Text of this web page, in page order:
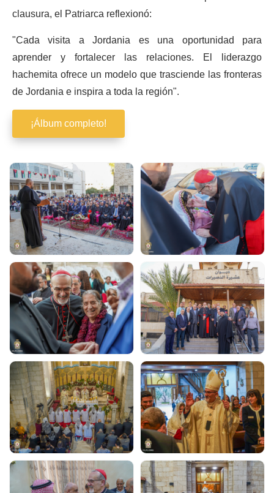
clausura, el Patriarca reflexionó:
"Cada visita a Jordania es una oportunidad para
aprender y fortalecer las relaciones. El liderazgo
hachemita ofrece un modelo que trasciende las fronteras
de Jordania e inspira a toda la región".
¡Álbum completo!